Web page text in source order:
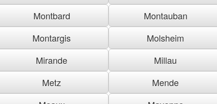
Montbard
Montauban
Montargis
Molsheim
Mirande
Millau
Metz
Mende